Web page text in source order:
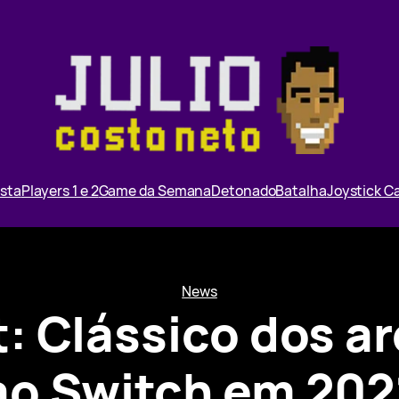
Players 1 e 2Game da SemanaDetonadoBatalhaJoystick
News
Clássico dos